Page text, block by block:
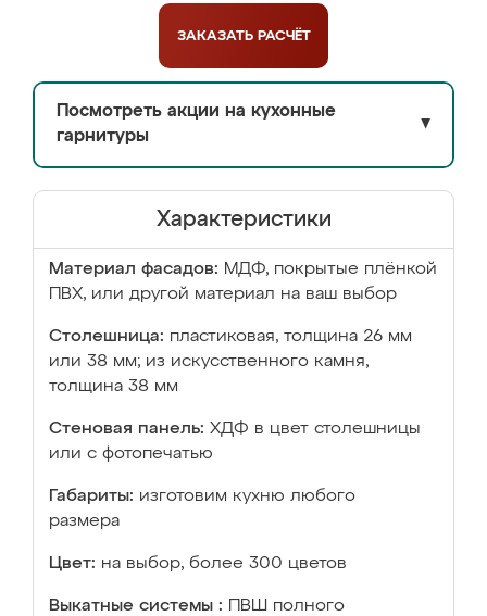
ЗАКАЗАТЬ РАСЧЁТ
Посмотреть акции на кухонные
гарнитуры
▼
Характеристики
Материал фасадов: МДФ, покрытые плёнкой
ПВХ, или другой материал на ваш выбор
Столешница: пластиковая, толщина 26 мм
или 38 мм; из искусственного камня,
толщина 38 мм
Стеновая панель: ХДФ в цвет столешницы
или с фотопечатью
Габариты: изготовим кухню любого
размера
Цвет: на выбор, более 300 цветов
Выкатные системы :
ПВШ полного